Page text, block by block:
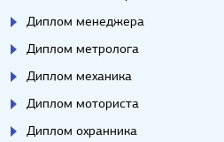
Диплом менеджера
Диплом метролога
Диплом механика
Диплом моториста
Диплом охранника